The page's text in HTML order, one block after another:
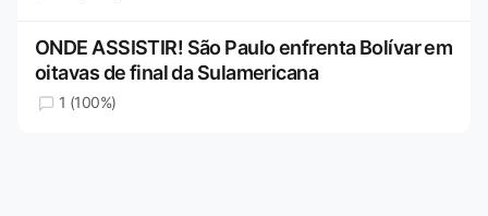
ONDE ASSISTIR! São Paulo enfrenta Bolívar em
oitavas de final da Sulamericana
1 (100%)